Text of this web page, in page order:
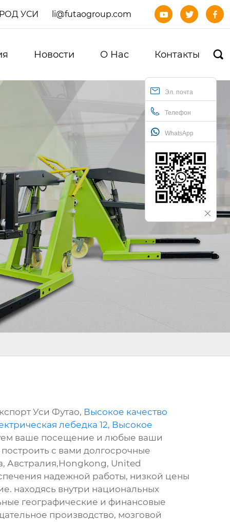
УСИ li@futaogroup.com   
Новости О Нас Контакты 
Эл. почта
Телефон
WhatsApp
Уси Футао, Высокое качество
лебедка 12, Высокое
ваше посещение и любые ваши
с вами долгосрочные
Австралия,Hongkong, United
надежной работы, низкой цены
находясь внутри национальных
географические и финансовые
производство, мозговой